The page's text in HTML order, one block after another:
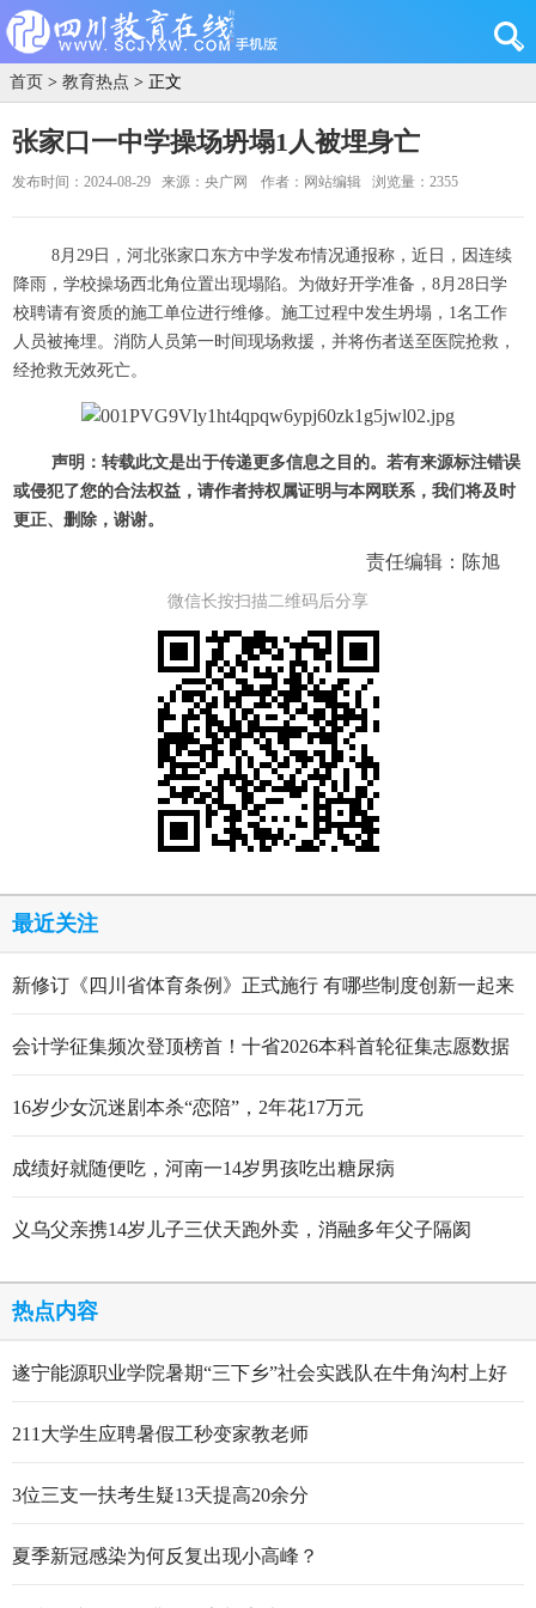
首页 > 教育热点 > 正文
张家口一中学操场坍塌1人被埋身亡
发布时间：2024-08-29 来源：央广网 作者：网站编辑 浏览量：2355
8月29日，河北张家口东方中学发布情况通报称，近日，因连续
降雨，学校操场西北角位置出现塌陷。为做好开学准备，8月28日学
校聘请有资质的施工单位进行维修。施工过程中发生坍塌，1名工作
人员被掩埋。消防人员第一时间现场救援，并将伤者送至医院抢救，
经抢救无效死亡。
声明：转载此文是出于传递更多信息之目的。若有来源标注错误
或侵犯了您的合法权益，请作者持权属证明与本网联系，我们将及时
更正、删除，谢谢。
责任编辑：陈旭
微信长按扫描二维码后分享
最近关注
新修订《四川省体育条例》正式施行 有哪些制度创新一起来
会计学征集频次登顶榜首！十省2026本科首轮征集志愿数据
16岁少女沉迷剧本杀“恋陪”，2年花17万元
成绩好就随便吃，河南一14岁男孩吃出糖尿病
义乌父亲携14岁儿子三伏天跑外卖，消融多年父子隔阂
热点内容
遂宁能源职业学院暑期“三下乡”社会实践队在牛角沟村上好
211大学生应聘暑假工秒变家教老师
3位三支一扶考生疑13天提高20余分
夏季新冠感染为何反复出现小高峰？